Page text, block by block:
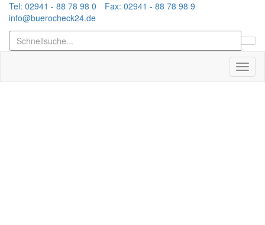
Tel: 02941 - 88 78 98 0
Fax: 02941 - 88 78 98 9
info@buerocheck24.de